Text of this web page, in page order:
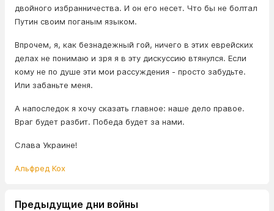
двойного избранничества. И он его несет. Что бы не болтал
Путин своим поганым языком.
Впрочем, я, как безнадежный гой, ничего в этих еврейских
делах не понимаю и зря я в эту дискуссию втянулся. Если
кому не по душе эти мои рассуждения - просто забудьте.
Или забаньте меня.
А напоследок я хочу сказать главное: наше дело правое.
Враг будет разбит. Победа будет за нами.
Слава Украине!
Альфред Кох
Предыдущие дни войны